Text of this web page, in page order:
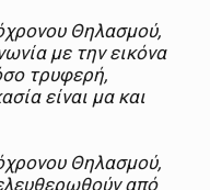
Θηλασμού,
με την εικόνα
τρυφερή,
είναι μα και
Θηλασμού,
από